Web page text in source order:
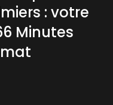
: votre
Minutes